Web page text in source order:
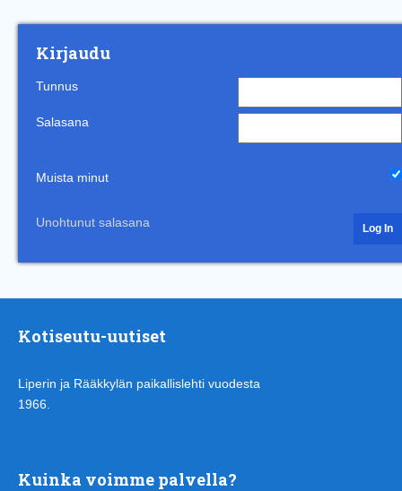
Kirjaudu
Tunnus
Salasana
Muista minut
Unohtunut salasana
Kotiseutu-uutiset
Liperin ja Rääkkylän paikallislehti vuodesta
1966.
Kuinka voimme palvella?